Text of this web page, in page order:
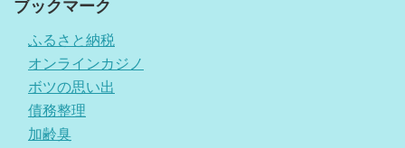
ブックマーク
ふるさと納税
オンラインカジノ
ボツの思い出
債務整理
加齢臭